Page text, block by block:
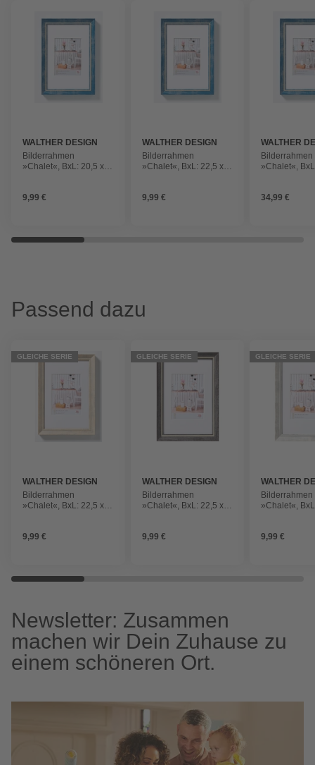
WALTHER DESIGN
Bilderrahmen
»Chalet«, BxL: 20,5 x
9,99 €
WALTHER DESIGN
Bilderrahmen
»Chalet«, BxL: 22,5 x
9,99 €
WALTHER
Bilderrahmen
»Chalet«,
34,99 €
Passend dazu
GLEICHE SERIE
WALTHER DESIGN
Bilderrahmen
»Chalet«, BxL: 22,5 x
9,99 €
GLEICHE SERIE
WALTHER DESIGN
Bilderrahmen
»Chalet«, BxL: 22,5 x
9,99 €
GLEICHE SERIE
WALTHER
Bilderrahmen
»Chalet«,
9,99 €
Newsletter: Zusammen
machen wir Dein Zuhause zu
einem schöneren Ort.